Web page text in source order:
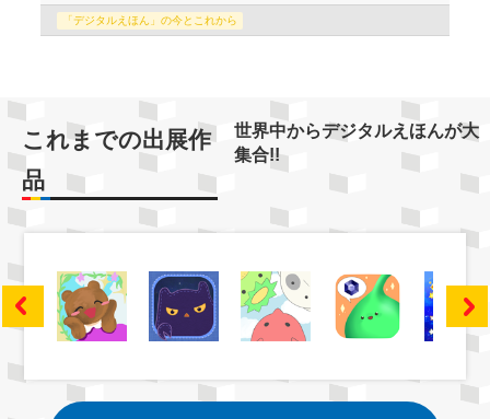
「デジタルえほん」の今とこれから
これまでの出展作
品
世界中からデジタルえほんが大
集合!!